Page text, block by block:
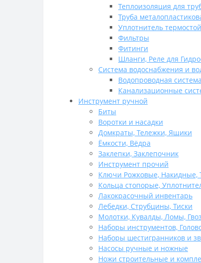
Теплоизоляция для
Труба
Уплотнитель
Фильтры
Фитинги
Шланги, Реле для
Система водоснабжения и
Водопроводная система
Канализационные
Инструмент ручной
Биты
Воротки и насадки
Домкраты, Тележки, Ящики
Ёмкости, Вёдра
Заклепки, Заклепочник
Инструмент прочий
Ключи Рожковые, Накидные,
Кольца стопорые,
Лакокрасочный инвентарь
Лебедки, Струбцины, Тиски
Молотки, Кувалды, Ломы,
Наборы инструментов,
Наборы шестигранников и
Насосы ручные и ножные
Ножи строительные и